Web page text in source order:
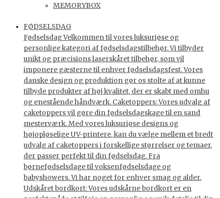
MEMORYBOX
FØDSELSDAG
Fødselsdag Velkommen til vores luksuriøse og
personlige kategori af fødselsdagstilbehør. Vi tilbyder
unikt og præcisions laserskåret tilbehør, som vil
imponere gæsterne til enhver fødselsdagsfest. Vores
danske design og produktion gør os stolte af at kunne
tilbyde produkter af høj kvalitet, der er skabt med omhu
og enestående håndværk. Caketoppers: Vores udvalg af
caketoppers vil gøre din fødselsdagskage til en sand
mesterværk. Med vores luksuriøse designs og
højopløselige UV-printere, kan du vælge mellem et bredt
udvalg af caketoppers i forskellige størrelser og temaer,
der passer perfekt til din fødselsdag. Fra
børnefødselsdage til voksenfødselsdage og
babyshowers. Vi har noget for enhver smag og alder.
Udskåret bordkort: Vores udskårne bordkort er en